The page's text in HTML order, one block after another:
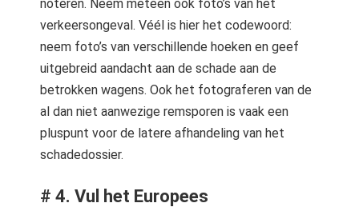
noteren. Neem meteen ook foto’s van het
verkeersongeval. Véél is hier het codewoord:
neem foto’s van verschillende hoeken en geef
uitgebreid aandacht aan de schade aan de
betrokken wagens. Ook het fotograferen van de
al dan niet aanwezige remsporen is vaak een
pluspunt voor de latere afhandeling van het
schadedossier.
# 4. Vul het Europees